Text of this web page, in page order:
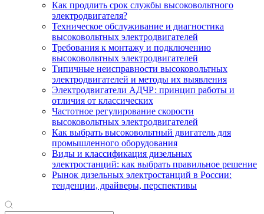
Как продлить срок службы высоковольтного
электродвигателя?
Техническое обслуживание и диагностика
высоковольтных электродвигателей
Требования к монтажу и подключению
высоковольтных электродвигателей
Типичные неисправности высоковольтных
электродвигателей и методы их выявления
Электродвигатели АДЧР: принцип работы и
отличия от классических
Частотное регулирование скорости
высоковольтных электродвигателей
Как выбрать высоковольтный двигатель для
промышленного оборудования
Виды и классификация дизельных
электростанций: как выбрать правильное решение
Рынок дизельных электростанций в России:
тенденции, драйверы, перспективы